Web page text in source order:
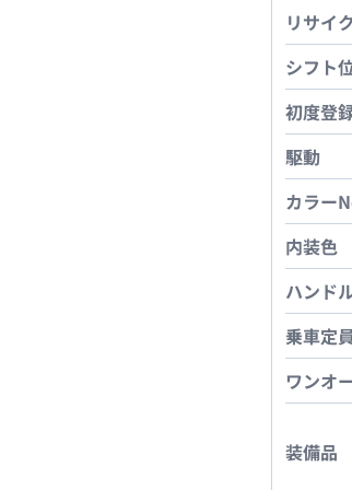
リサイ
シフト
初度登
駆動
カラー
内装色
ハンド
乗車定
ワンオ
装備品